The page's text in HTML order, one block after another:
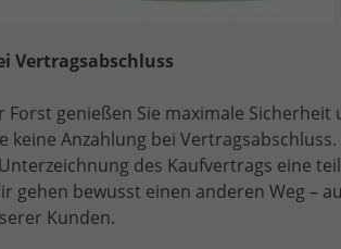
Ford Tourneo Custom
ist die perfekte Kombination aus
Vertragsabschluss
genießen Sie maximale Sicherheit
keine Anzahlung bei Vertragsabschluss.
des Kaufvertrags eine
gehen bewusst einen anderen Weg –
Kunden.